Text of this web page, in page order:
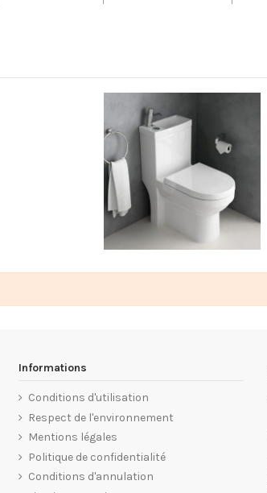
Informations
Conditions d'utilisation
Respect de l'environnement
Mentions légales
Politique de confidentialité
Conditions d'annulation